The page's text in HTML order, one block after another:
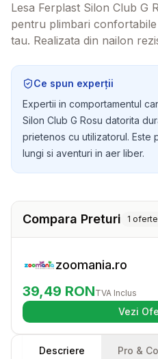
Lesa Ferplast Silon Club G
pentru plimbari
tau. Realizata din nailon
Ce spun experții
Expertii in comportamentul
Silon Club G Rosu datorita
prietenos cu utilizatorul. Este
lungi si aventuri in aer liber.
Compara Preturi 1 oferte
zoomania.ro
39,49 RONTVA Inclus
Vezi
Descriere Pro &